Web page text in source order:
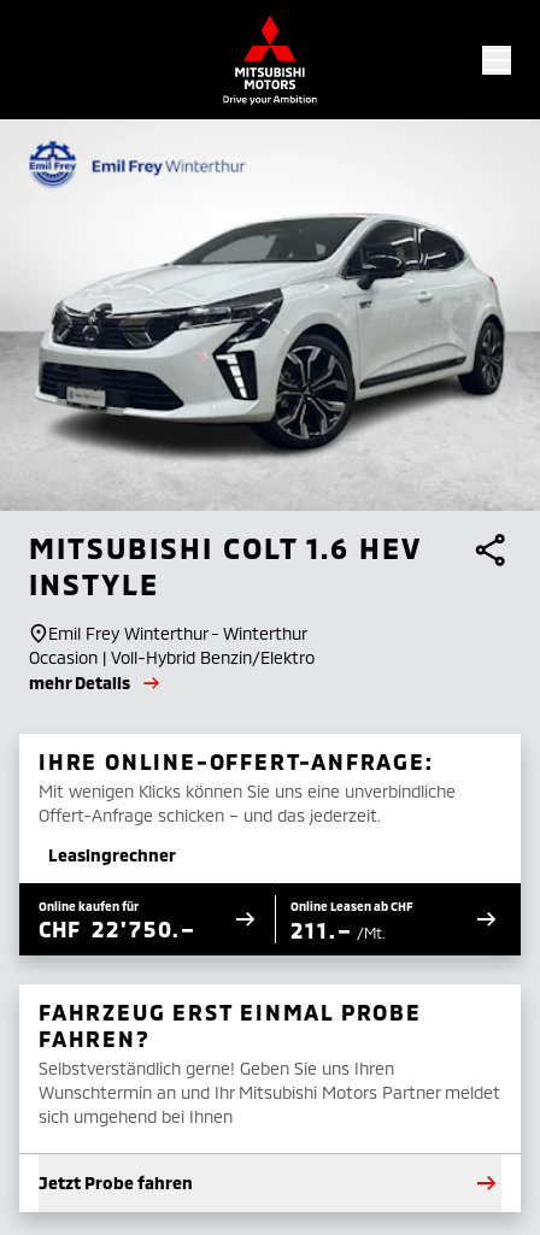
MITSUBISHI COLT 1.6 HEV
INSTYLE
Emil Frey Winterthur - Winterthur
Occasion | Voll-Hybrid Benzin/Elektro
mehr Details
IHRE ONLINE-OFFERT-ANFRAGE:
Mit wenigen Klicks können Sie uns eine unverbindliche
Offert-Anfrage schicken – und das jederzeit.
Leasingrechner
Online kaufen für
CHF 22'750.–
Online Leasen ab CHF
211.– /Mt.
FAHRZEUG ERST EINMAL PROBE
FAHREN?
Selbstverständlich gerne! Geben Sie uns Ihren
Wunschtermin an und Ihr Mitsubishi Motors Partner meldet
sich umgehend bei Ihnen
Jetzt Probe fahren